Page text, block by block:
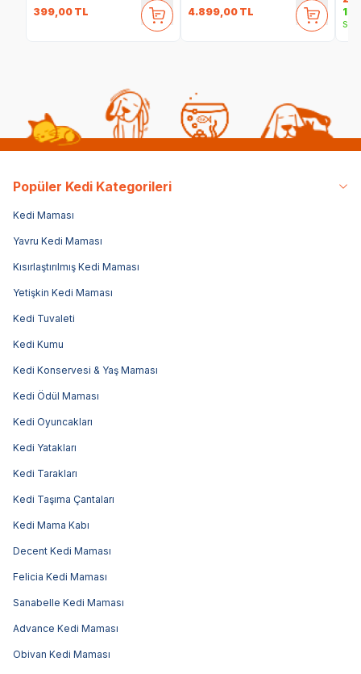
399,00 TL 4.899,00 TL
Popüler Kedi Kategorileri
Kedi Maması
Yavru Kedi Maması
Kısırlaştırılmış Kedi Maması
Yetişkin Kedi Maması
Kedi Tuvaleti
Kedi Kumu
Kedi Konservesi & Yaş Maması
Kedi Ödül Maması
Kedi Oyuncakları
Kedi Yatakları
Kedi Tarakları
Kedi Taşıma Çantaları
Kedi Mama Kabı
Decent Kedi Maması
Felicia Kedi Maması
Sanabelle Kedi Maması
Advance Kedi Maması
Obivan Kedi Maması